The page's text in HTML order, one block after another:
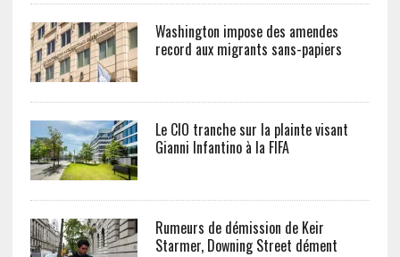
Washington impose des amendes
record aux migrants sans-papiers
Le CIO tranche sur la plainte visant
Gianni Infantino à la FIFA
Rumeurs de démission de Keir
Starmer, Downing Street dément